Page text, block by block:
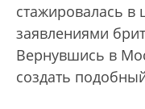
стажировалась в
заявлениями
Вернувшись в
создать